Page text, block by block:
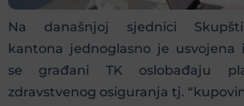
Na današnjoj sjednici
kantona jednoglasno je usvojena
se građani TK oslobađaju
zdravstvenog osiguranja tj.